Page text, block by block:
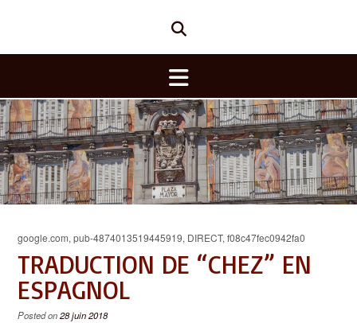
google.com, pub-4874013519445919, DIRECT, f08c47fec0942fa0
TRADUCTION DE “CHEZ” EN
ESPAGNOL
Posted on28 juin 2018